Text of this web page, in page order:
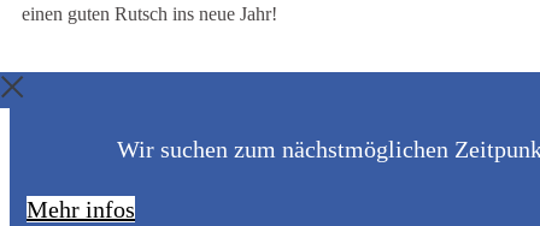
einen guten Rutsch ins neue Jahr!
Wir suchen zum nächstmöglichen
Mehr infos